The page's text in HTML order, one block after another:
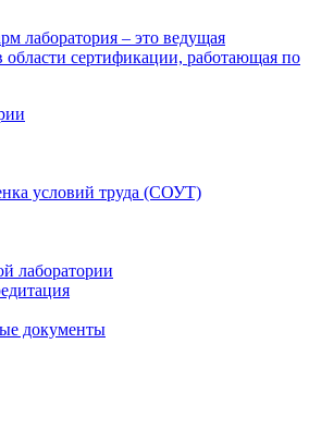
условий труда (СОУТ)
лаборатории
документы